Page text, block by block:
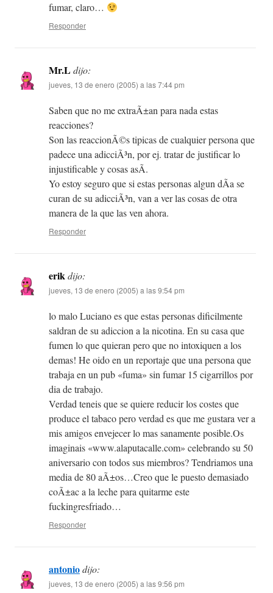
fumar, claro…
Responder
Mr.Ldijo:
jueves, 13 de enero (2005) a las 7:44 pm
Saben que no me extraÃ±an para nada estas
reacciones?
Son las reaccionÃ©s tipicas de cualquier persona que
padece una adicciÃ³n, por ej. tratar de justificar lo
injustificable y cosas asÃ­.
Yo estoy seguro que si estas personas algun dÃ­a se
curan de su adicciÃ³n, van a ver las cosas de otra
manera de la que las ven ahora.
Responder
erikdijo:
jueves, 13 de enero (2005) a las 9:54 pm
lo malo Luciano es que estas personas dificilmente
saldran de su adiccion a la nicotina. En su casa que
fumen lo que quieran pero que no intoxiquen a los
demas! He oido en un reportaje que una persona que
trabaja en un pub «fuma» sin fumar 15 cigarrillos por
dia de trabajo.
Verdad teneis que se quiere reducir los costes que
produce el tabaco pero verdad es que me gustara ver a
mis amigos envejecer lo mas sanamente posible.Os
imaginais «www.alaputacalle.com» celebrando su 50
aniversario con todos sus miembros? Tendriamos una
media de 80 aÃ±os…Creo que le puesto demasiado
coÃ±ac a la leche para quitarme este
fuckingresfriado…
Responder
antoniodijo:
jueves, 13 de enero (2005) a las 9:56 pm